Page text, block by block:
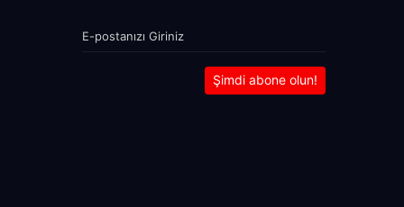
Şimdi abone olun!